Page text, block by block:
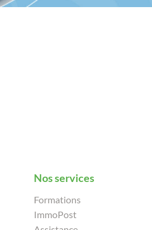
Nos services
Formations
ImmoPost